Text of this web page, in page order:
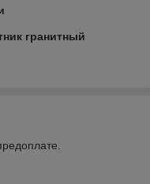
гранитный